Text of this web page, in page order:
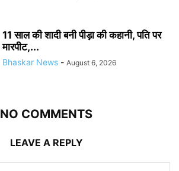
11 साल की शादी बनी पीड़ा की कहानी, पति पर
मारपीट,...
Bhaskar News - August 6, 2026
NO COMMENTS
LEAVE A REPLY